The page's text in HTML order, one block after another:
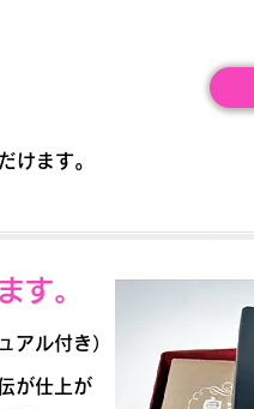
けます。
す。
が仕上が
アル付き）